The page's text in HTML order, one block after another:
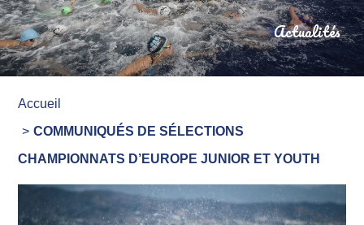
Actualités
Accueil
COMMUNIQUÉS DE SÉLECTIONS
CHAMPIONNATS D’EUROPE JUNIOR ET YOUTH